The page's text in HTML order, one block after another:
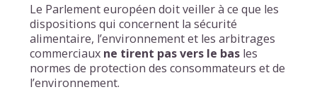
Le Parlement européen doit veiller à ce que les
dispositions qui concernent la sécurité
alimentaire, l’environnement et les arbitrages
commerciaux ne tirent pas vers le bas les
normes de protection des consommateurs et de
l’environnement.